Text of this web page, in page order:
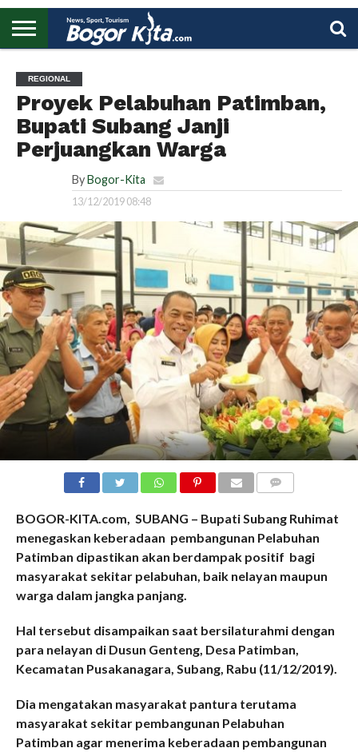
UTAMA
REGIONAL
Proyek Pelabuhan Patimban,
Bupati Subang Janji
Perjuangkan Warga
By Bogor-Kita
13/12/2019 08:48
BOGOR-KITA.com, SUBANG – Bupati Subang Ruhimat
menegaskan keberadaan pembangunan Pelabuhan
Patimban dipastikan akan berdampak positif bagi
masyarakat sekitar pelabuhan, baik nelayan maupun
warga dalam jangka panjang.
Hal tersebut disampaikan saat bersilaturahmi dengan
para nelayan di Dusun Genteng, Desa Patimban,
Kecamatan Pusakanagara, Subang, Rabu (11/12/2019).
Dia mengatakan masyarakat pantura terutama
masyarakat sekitar pembangunan Pelabuhan
Patimban agar menerima keberadaan pembangunan